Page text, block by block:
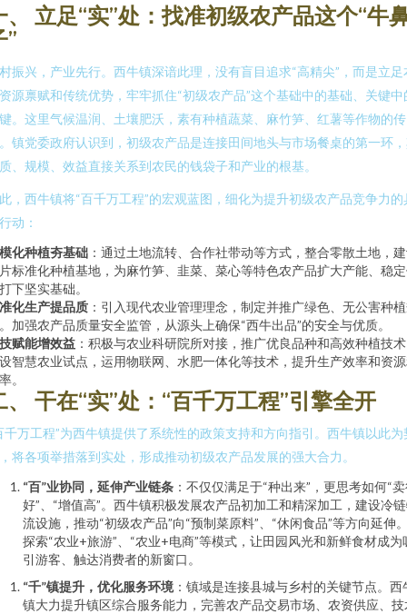
、 立足“实”处：找准初级农产品这个“牛
”
振兴，产业先行。西牛镇深谙此理，没有盲目追求“高精尖”，而是立足
源禀赋和传统优势，牢牢抓住“初级农产品”这个基础中的基础、关键中
。这里气候温润、土壤肥沃，素有种植蔬菜、麻竹笋、红薯等作物的传
镇党委政府认识到，初级农产品是连接田间地头与市场餐桌的第一环
、规模、效益直接关系到农民的钱袋子和产业的根基。
，西牛镇将“百千万工程”的宏观蓝图，细化为提升初级农产品竞争力的
动：
化种植夯基础 ：通过土地流转、合作社带动等方式，整合零散土地，
标准化种植基地，为麻竹笋、韭菜、菜心等特色农产品扩大产能、稳
下坚实基础。
化生产提品质 ：引入现代农业管理理念，制定并推广绿色、无公害种
加强农产品质量安全监管，从源头上确保“西牛出品”的安全与优质。
赋能增效益 ：积极与农业科研院所对接，推广优良品种和高效种植技
智慧农业试点，运用物联网、水肥一体化等技术，提升生产效率和资
。
、 干在“实”处：“百千万工程”引擎全开
千万工程”为西牛镇提供了系统性的政策支持和方向指引。西牛镇以此为
将各项举措落到实处，形成推动初级农产品发展的强大合力。
“百”业协同，延伸产业链条 ：不仅仅满足于“种出来”，更思考如何“
好”、“增值高”。西牛镇积极发展农产品初加工和精深加工，建设冷
流设施，推动“初级农产品”向“预制菜原料”、“休闲食品”等方向延伸
探索“农业+旅游”、“农业+电商”等模式，让田园风光和新鲜食材成为
引游客、触达消费者的新窗口。
“千”镇提升，优化服务环境 ：镇域是连接县城与乡村的关键节点。西
镇大力提升镇区综合服务能力，完善农产品交易市场、农资供应、技